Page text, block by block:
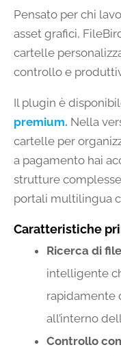
Pensato per chi
asset grafici,
cartelle
controllo e
Il plugin è
premium. Nella
cartelle per
a pagamento hai
strutture
portali multilingua
Caratteristiche
Ricerca di
intelligente
rapidamente
all’interno
Controllo